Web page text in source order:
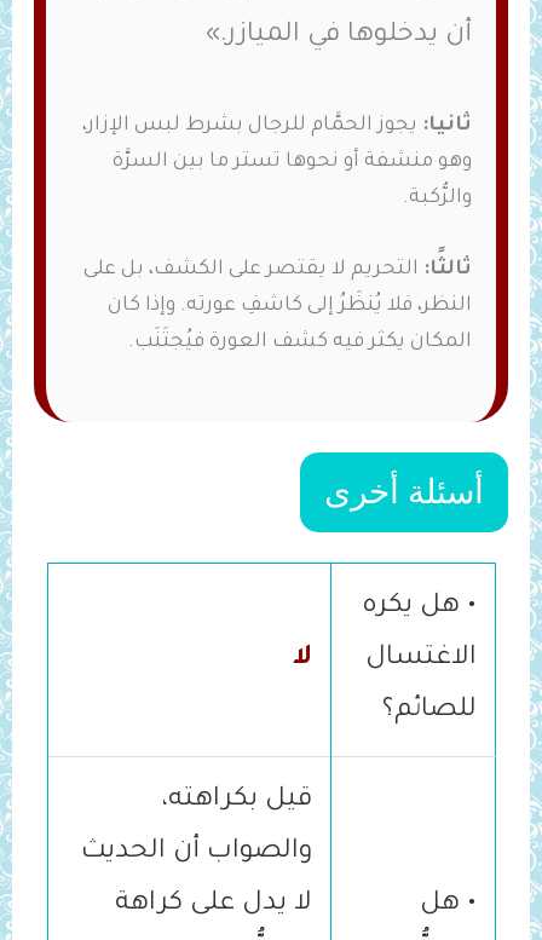
أن يدخلوها في الميازر.»
ثانيا: يجوز الحمَّام للرجال بشرط لبس الإزار،
وهو منشفة أو نحوها تستر ما بين السرَّة
والرُّكبة.
ثالثًا: التحريم لا يقتصر على الكشف، بل على
النظر، فلا يُنظَرُ إلى كاشفِ عورته. وإذا كان
المكان يكثر فيه كشف العورة فيُجتَنَب.
أسئلة أخرى
• هل يكره
الاغتسال
للصائم؟
لا
• هل
قيل بكراهته،
والصواب أن الحديث
لا يدل على كراهة